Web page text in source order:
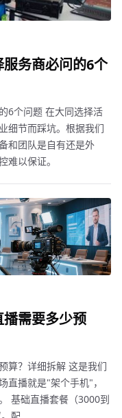
务商必问的6个
6个问题 在大同选择活
细节而踩坑。根据我们
和团队是自有还是外
难以保证。
需要多少预
算？详细拆解 这是我们
直播就是"架个手机"，
基础直播套餐（3000到